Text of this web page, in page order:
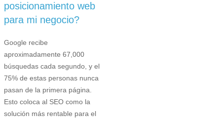
posicionamiento web
para mi negocio?
Google recibe
aproximadamente 67,000
búsquedas cada segundo, y el
75% de estas personas nunca
pasan de la primera página.
Esto coloca al SEO como la
solución más rentable para el